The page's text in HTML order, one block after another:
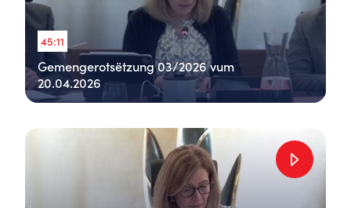
45:11
Gemengerotsëtzung 03/2026 vum
20.04.2026